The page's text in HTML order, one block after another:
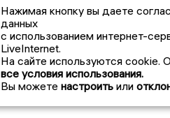
Нажимая кнопку вы даете
данных
с использованием интернет-
LiveInternet.
На сайте используются cookie.
все условия использования.
Вы можете настроить или